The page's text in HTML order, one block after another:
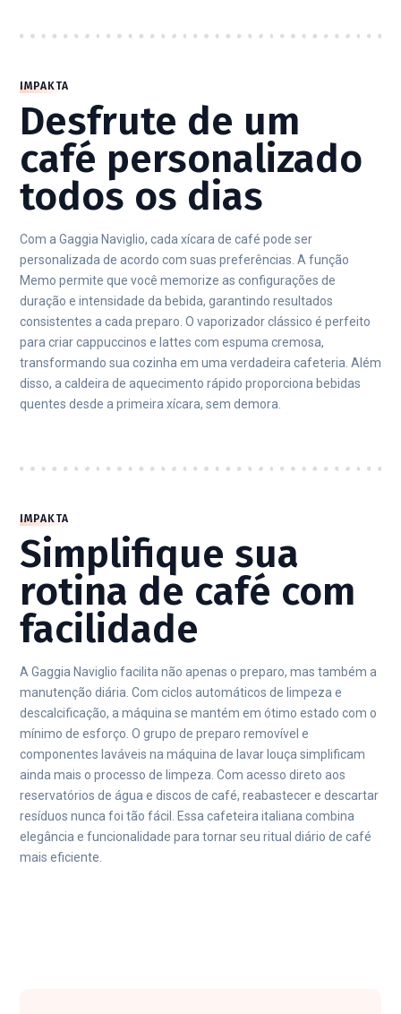
IMPAKTA
Desfrute de um
café personalizado
todos os dias
Com a Gaggia Naviglio, cada xícara de café pode ser
personalizada de acordo com suas preferências. A função
Memo permite que você memorize as configurações de
duração e intensidade da bebida, garantindo resultados
consistentes a cada preparo. O vaporizador clássico é perfeito
para criar cappuccinos e lattes com espuma cremosa,
transformando sua cozinha em uma verdadeira cafeteria. Além
disso, a caldeira de aquecimento rápido proporciona bebidas
quentes desde a primeira xícara, sem demora.
IMPAKTA
Simplifique sua
rotina de café com
facilidade
A Gaggia Naviglio facilita não apenas o preparo, mas também a
manutenção diária. Com ciclos automáticos de limpeza e
descalcificação, a máquina se mantém em ótimo estado com o
mínimo de esforço. O grupo de preparo removível e
componentes laváveis na máquina de lavar louça simplificam
ainda mais o processo de limpeza. Com acesso direto aos
reservatórios de água e discos de café, reabastecer e descartar
resíduos nunca foi tão fácil. Essa cafeteira italiana combina
elegância e funcionalidade para tornar seu ritual diário de café
mais eficiente.